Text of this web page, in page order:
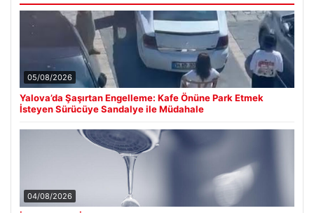
05/08/2026
Yalova’da Şaşırtan Engelleme: Kafe Önüne Park Etmek
İsteyen Sürücüye Sandalye ile Müdahale
04/08/2026